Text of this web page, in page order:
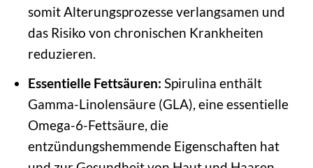
somit Alterungsprozesse verlangsamen und
das Risiko von chronischen Krankheiten
reduzieren.
Essentielle Fettsäuren: Spirulina enthält
Gamma-Linolensäure (GLA), eine essentielle
Omega-6-Fettsäure, die
entzündungshemmende Eigenschaften hat